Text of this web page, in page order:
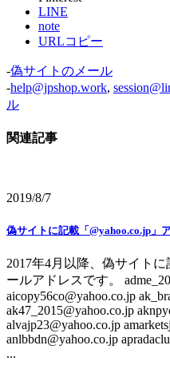
LINE
note
URLコピー
-偽サイトのメール
-help@jpshop.work,
ル
関連記事
2019/8/7
偽サイトに記載「@yahoo.co.jp」
2017年4月以降、偽サイトに
ールアドレスです。
aicopy56co@yahoo.co.jp
ak47_2015@yahoo.co.jp
alvajp23@yahoo.co.jp
anlbbdn@yahoo.co.jp
...